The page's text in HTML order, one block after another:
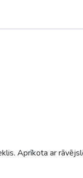
Aprīkota ar